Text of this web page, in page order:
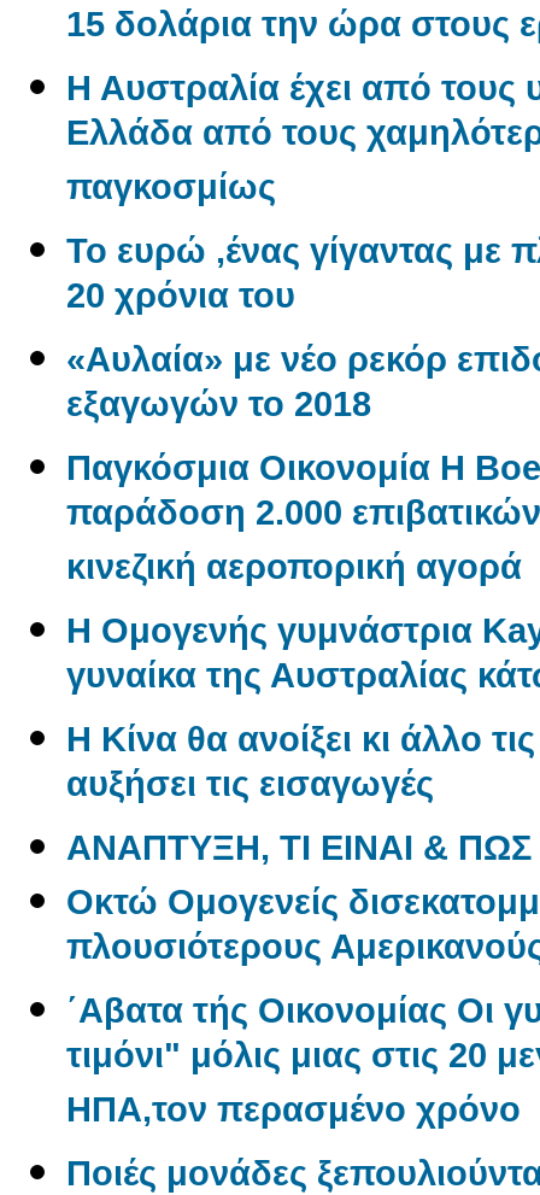
15 δολάρια την ώρα στους
Η Αυστραλία έχει από τους
Ελλάδα από τους
παγκοσμίως
Το ευρώ ,ένας γίγαντας με
20 χρόνια του
«Αυλαία» με νέο ρεκόρ
εξαγωγών το 2018
Παγκόσμια Οικονομία Η
παράδοση 2.000
κινεζική αεροπορική αγορά
Η Ομογενής γυμνάστρια
γυναίκα της Αυστραλίας
Η Κίνα θα ανοίξει κι άλλο
αυξήσει τις εισαγωγές
ΑΝΑΠΤΥΞΗ, ΤΙ ΕΙΝΑΙ &
Oκτώ Ομογενείς
πλουσιότερους
΄Αβατα τής Οικονομίας Οι
τιμόνι" μόλις μιας στις 20
ΗΠΑ,τον περασμένο χρόνο
Ποιές μονάδες